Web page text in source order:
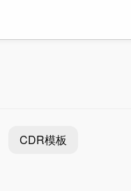
CDR模板